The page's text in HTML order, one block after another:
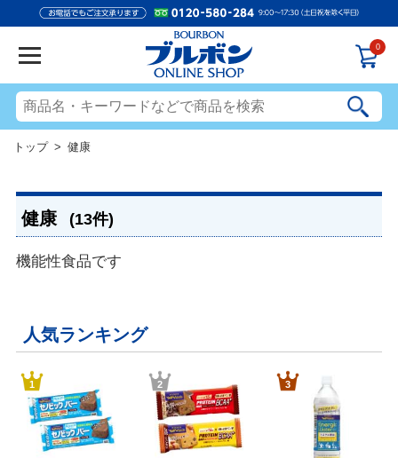
0
トップ> 健康
健康 (13件)
機能性食品です
人気ランキング
1 2 3